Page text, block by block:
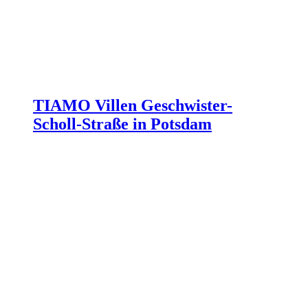
TIAMO Villen Geschwister-
Scholl-Straße in Potsdam